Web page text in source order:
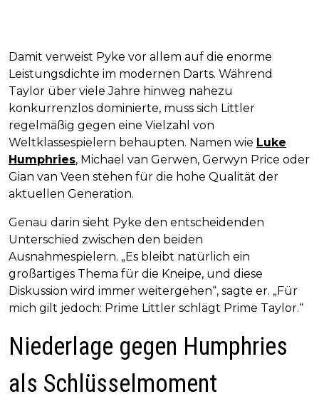
Damit verweist Pyke vor allem auf die enorme
Leistungsdichte im modernen Darts. Während
Taylor über viele Jahre hinweg nahezu
konkurrenzlos dominierte, muss sich Littler
regelmäßig gegen eine Vielzahl von
Weltklassespielern behaupten. Namen wie Luke
Humphries, Michael van Gerwen, Gerwyn Price oder
Gian van Veen stehen für die hohe Qualität der
aktuellen Generation.
Genau darin sieht Pyke den entscheidenden
Unterschied zwischen den beiden
Ausnahmespielern. „Es bleibt natürlich ein
großartiges Thema für die Kneipe, und diese
Diskussion wird immer weitergehen“, sagte er. „Für
mich gilt jedoch: Prime Littler schlägt Prime Taylor.“
Niederlage gegen Humphries
als Schlüsselmoment